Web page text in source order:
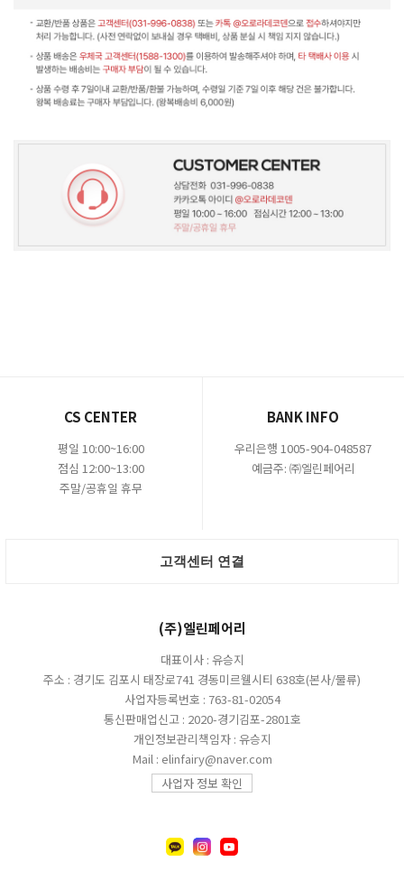
CS CENTER
평일 10:00~16:00
점심 12:00~13:00
주말/공휴일 휴무
BANK INFO
우리은행 1005-904-048587
예금주: ㈜엘린페어리
고객센터 연결
(주)엘린페어리
대표이사 : 유승지
주소 : 경기도 김포시 태장로741 경동미르웰시티 638호(본사/물류)
사업자등록번호 : 763-81-02054
통신판매업신고 : 2020-경기김포-2801호
개인정보관리책임자 : 유승지
Mail : elinfairy@naver.com
사업자 정보 확인